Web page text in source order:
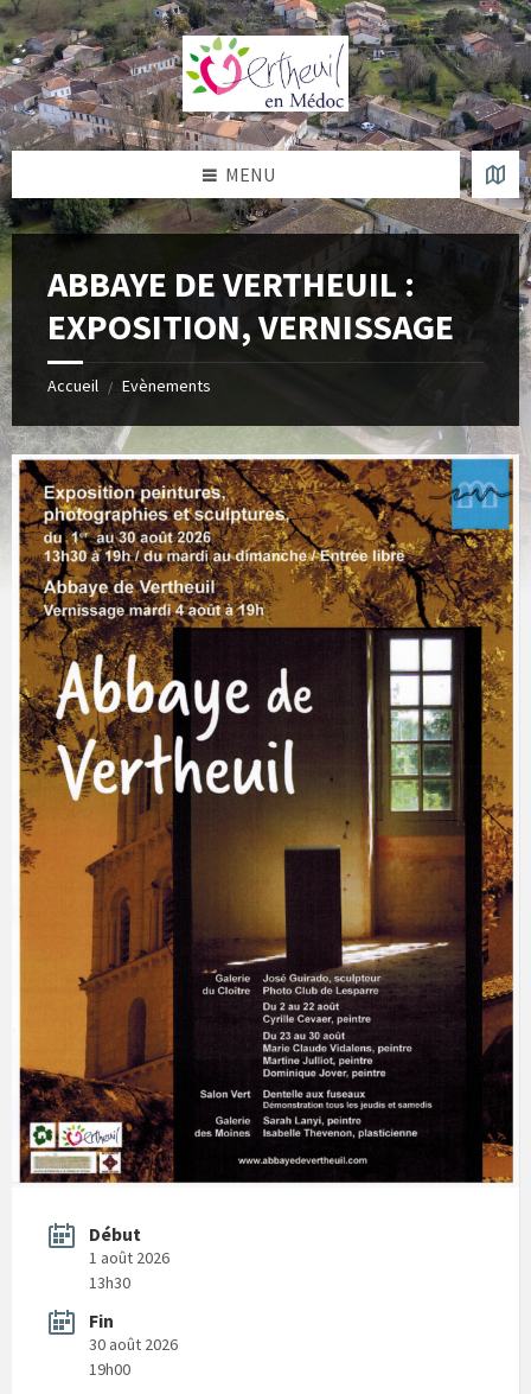
Skip
to
content
Skip
to
left
sidebar
Skip
to
right
sidebar
Skip
to
footer
MENU
ABBAYE DE VERTHEUIL :
EXPOSITION, VERNISSAGE
Accueil / Evènements
Début
1 août 2026
13h30
Fin
30 août 2026
19h00